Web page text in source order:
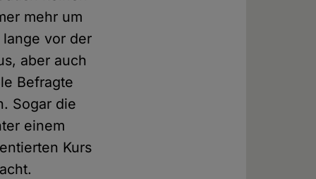
mehr um
vor der
aber auch
Befragte
Sogar die
einem
Kurs